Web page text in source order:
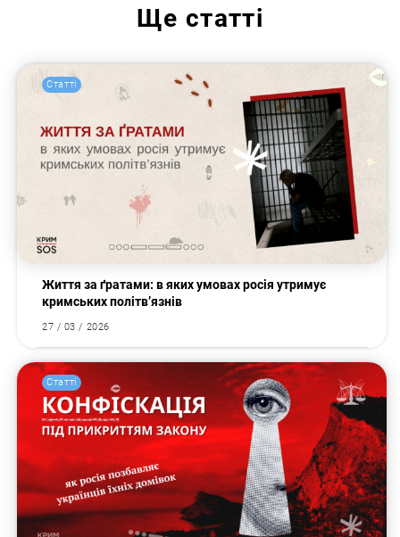
Ще статті
Статті
Життя за ґратами: в яких умовах росія утримує
кримських політв’язнів
27 / 03 / 2026
Статті